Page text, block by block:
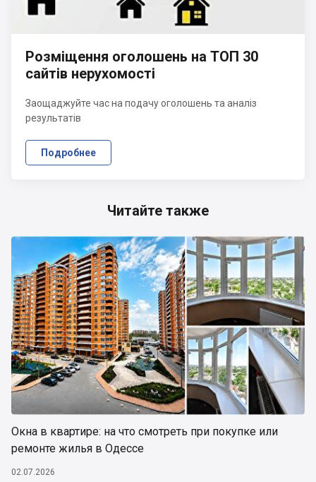
Читайте также
Окна в квартире: на что смотреть при покупке или
ремонте жилья в Одессе
02.07.2026
Розміщення оголошень на ТОП 30
сайтів нерухомості
Заощаджуйте час на подачу оголошень та аналіз
результатів
Подробнее